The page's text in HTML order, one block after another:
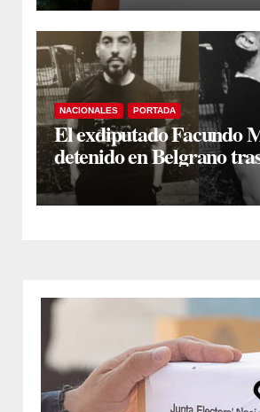
NACIONALES PORTADA
El exdiputado Facundo
detenido en Belgrano
violento episodio en la